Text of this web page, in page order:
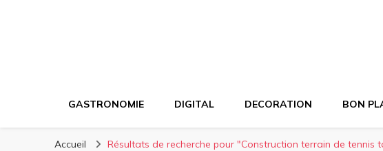
GASTRONOMIE DIGITAL DECORATION BON
Accueil Résultats de recherche pour "Construction terrain de tennis